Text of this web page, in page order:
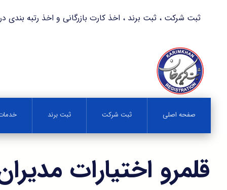
ثبت شرکت ، ثبت برند ، اخذ کارت بازرگانی و اخذ رتبه بندی در کمترین
صفحه اصلی ثبت شرکت ثبت برند
قلمرو اختیارات